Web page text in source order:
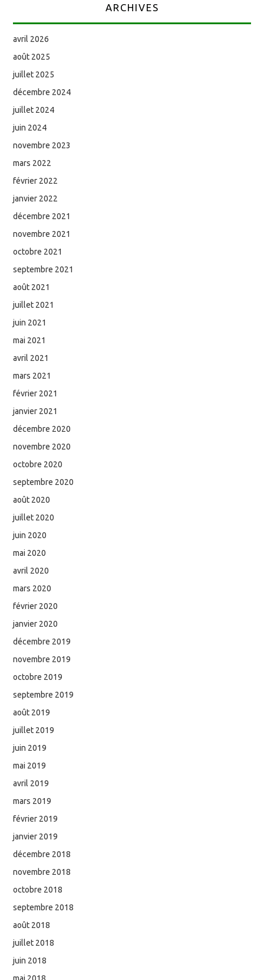
ARCHIVES
avril 2026
août 2025
juillet 2025
décembre 2024
juillet 2024
juin 2024
novembre 2023
mars 2022
février 2022
janvier 2022
décembre 2021
novembre 2021
octobre 2021
septembre 2021
août 2021
juillet 2021
juin 2021
mai 2021
avril 2021
mars 2021
février 2021
janvier 2021
décembre 2020
novembre 2020
octobre 2020
septembre 2020
août 2020
juillet 2020
juin 2020
mai 2020
avril 2020
mars 2020
février 2020
janvier 2020
décembre 2019
novembre 2019
octobre 2019
septembre 2019
août 2019
juillet 2019
juin 2019
mai 2019
avril 2019
mars 2019
février 2019
janvier 2019
décembre 2018
novembre 2018
octobre 2018
septembre 2018
août 2018
juillet 2018
juin 2018